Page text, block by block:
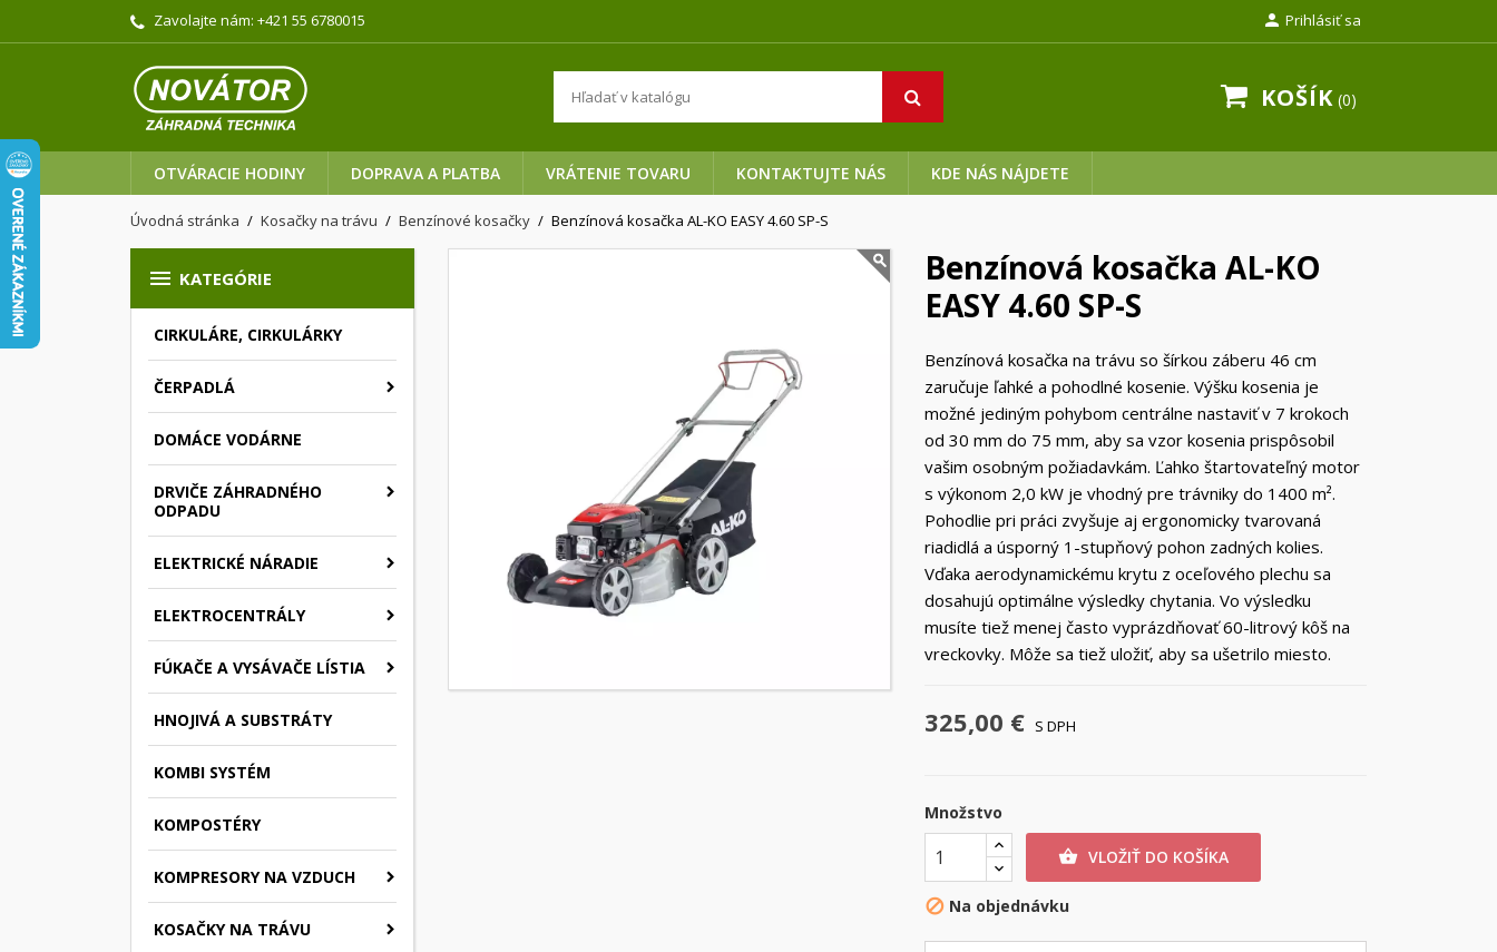
Zavolajte nám: +421 55 6780015  Prihlásiť sa
KOŠÍK 0
OTVÁRACIE HODINY DOPRAVA A PLATBA VRÁTENIE TOVARU KONTAKTUJTE NÁS KDE NÁS NÁJDETE
Úvodná stránka Kosačky na trávu Benzínové kosačky Benzínová kosačka AL-KO EASY 4.60 SP-S
 KATEGÓRIE
CIRKULÁRE, CIRKULÁRKY
ČERPADLÁ
DOMÁCE VODÁRNE
DRVIČE ZÁHRADNÉHO
ODPADU
ELEKTRICKÉ NÁRADIE
ELEKTROCENTRÁLY
FÚKAČE A VYSÁVAČE LÍSTIA
HNOJIVÁ A SUBSTRÁTY
KOMBI SYSTÉM
KOMPOSTÉRY
KOMPRESORY NA VZDUCH
KOSAČKY NA TRÁVU
Benzínová kosačka AL-KO
EASY 4.60 SP-S
Benzínová kosačka na trávu so šírkou záberu 46 cm
zaručuje ľahké a pohodlné kosenie. Výšku kosenia je
možné jediným pohybom centrálne nastaviť v 7 krokoch
od 30 mm do 75 mm, aby sa vzor kosenia prispôsobil
vašim osobným požiadavkám. Ľahko štartovateľný motor
s výkonom 2,0 kW je vhodný pre trávniky do 1400 m².
Pohodlie pri práci zvyšuje aj ergonomicky tvarovaná
riadidlá a úsporný 1-stupňový pohon zadných kolies.
Vďaka aerodynamickému krytu z oceľového plechu sa
dosahujú optimálne výsledky chytania. Vo výsledku
musíte tiež menej často vyprázdňovať 60-litrový kôš na
vreckovky. Môže sa tiež uložiť, aby sa ušetrilo miesto.
325,00 € S DPH
Množstvo
 VLOŽIŤ DO KOŠÍKA
 Na objednávku